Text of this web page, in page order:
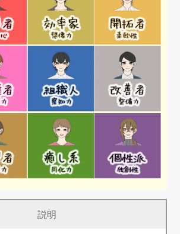
説明